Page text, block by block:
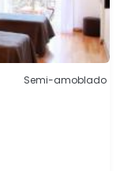
Semi-amoblado